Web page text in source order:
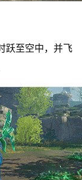
跃至空中，并飞